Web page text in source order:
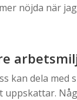
nöjda när
kan dela med
uppskattar.